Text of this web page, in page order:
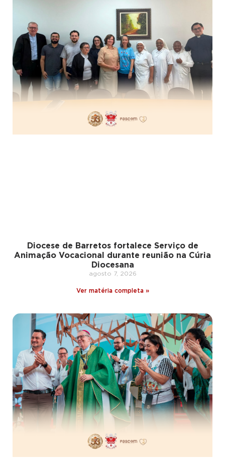
Diocese de Barretos fortalece Serviço de
Animação Vocacional durante reunião na Cúria
Diocesana
agosto 7, 2026
Ver matéria completa »